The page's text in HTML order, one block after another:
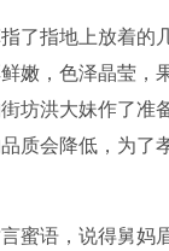
指地上放着的几
嫩，色泽晶莹，
坊洪大妹作了准
质会降低，为了
语，说得舅妈眉